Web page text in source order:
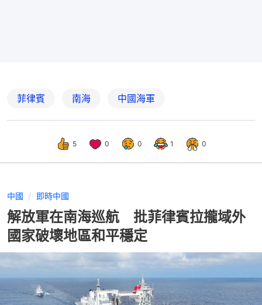
菲律賓 南海 中國海軍
5 0 0 1 0
中國 即時中國
解放軍在南海巡航 批菲律賓拉攏域外
國家破壞地區和平穩定